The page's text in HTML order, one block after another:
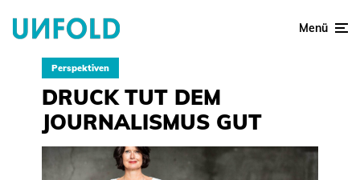
Menü
Perspektiven
DRUCK TUT DEM
JOURNALISMUS GUT